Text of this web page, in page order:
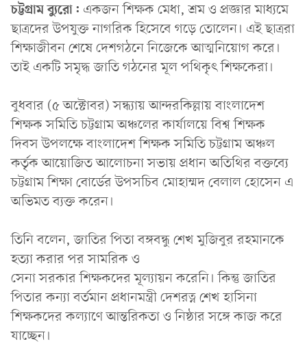
চট্টগ্রাম ব্যুরো: একজন শিক্ষক মেধা, শ্রম ও প্রজ্ঞার মাধ্যমে
ছাত্রদের উপযুক্ত নাগরিক হিসেবে গড়ে তোলেন। এই ছাত্ররা
শিক্ষাজীবন শেষে দেশগঠনে নিজেকে আত্মনিয়োগ করে।
তাই একটি সমৃদ্ধ জাতি গঠনের মূল পথিকৃৎ শিক্ষকেরা।
বুধবার (৫ অক্টোবর) সন্ধ্যায় আন্দরকিল্লায় বাংলাদেশ
শিক্ষক সমিতি চট্টগ্রাম অঞ্চলের কার্যালয়ে বিশ্ব শিক্ষক
দিবস উপলক্ষে বাংলাদেশ শিক্ষক সমিতি চট্টগ্রাম অঞ্চল
কর্তৃক আয়োজিত আলোচনা সভায় প্রধান অতিথির বক্তব্যে
চট্টগ্রাম শিক্ষা বোর্ডের উপসচিব মোহাম্মদ বেলাল হোসেন এ
অভিমত ব্যক্ত করেন।
তিনি বলেন, জাতির পিতা বঙ্গবন্ধু শেখ মুজিবুর রহমানকে
হত্যা করার পর সামরিক ও
সেনা সরকার শিক্ষকদের মূল্যায়ন করেনি। কিন্তু জাতির
পিতার কন্যা বর্তমান প্রধানমন্ত্রী দেশরত্ন শেখ হাসিনা
শিক্ষকদের কল্যাণে আন্তরিকতা ও নিষ্ঠার সঙ্গে কাজ করে
যাচ্ছেন।